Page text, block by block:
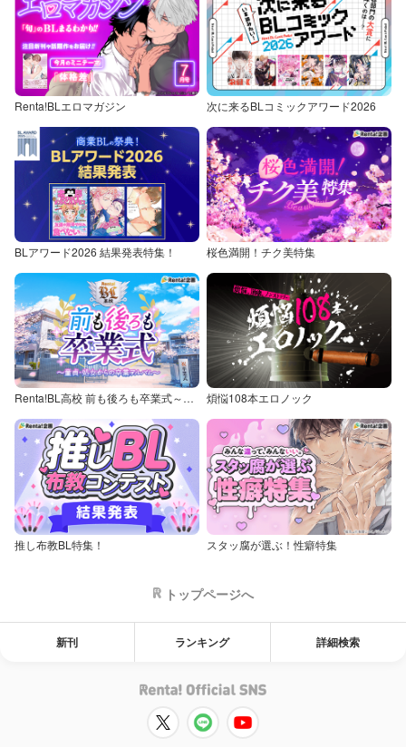
Renta!BLエロマガジン 次に来るBLコミックアワード2026
BLアワード2026 結果発表特集！ 桜色満開！チク美特集
Renta!BL高校 前も後ろも卒業式～童貞・処女からの卒業アルバム～ 煩悩108本エロノック
推し布教BL特集！ スタッ腐が選ぶ！性癖特集
トップページへ
新刊 ランキング 詳細検索